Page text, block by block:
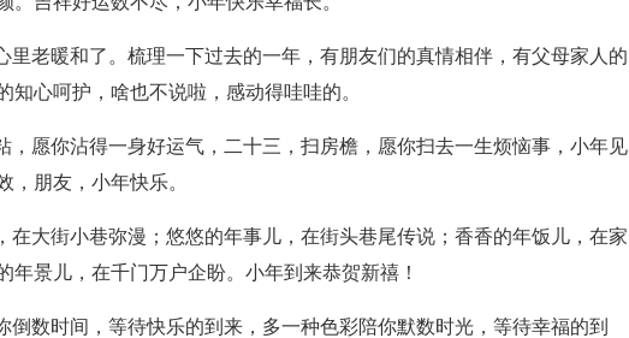
里老暖和了。梳理一下过去的一年，有朋友们的真情相伴，有父母家人的
知心呵护，啥也不说啦，感动得哇哇的。
，愿你沾得一身好运气，二十三，扫房檐，愿你扫去一生烦恼事，小年见
，朋友，小年快乐。
在大街小巷弥漫；悠悠的年事儿，在街头巷尾传说；香香的年饭儿，在家
年景儿，在千门万户企盼。小年到来恭贺新禧！
倒数时间，等待快乐的到来，多一种色彩陪你默数时光，等待幸福的到